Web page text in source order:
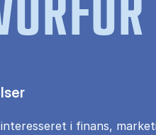
i finans,